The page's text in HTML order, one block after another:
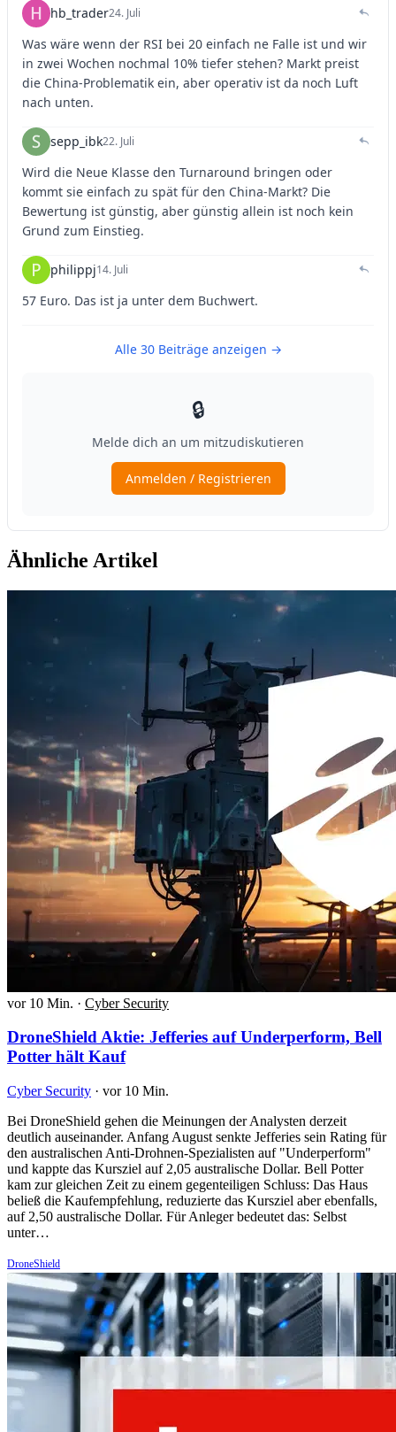
Ähnliche Artikel
vor 10 Min. · Cyber Security
DroneShield Aktie: Jefferies auf Underperform, Bell
Potter hält Kauf
Cyber Security · vor 10 Min.
Bei DroneShield gehen die Meinungen der Analysten derzeit
deutlich auseinander. Anfang August senkte Jefferies sein Rating für
den australischen Anti-Drohnen-Spezialisten auf "Underperform"
und kappte das Kursziel auf 2,05 australische Dollar. Bell Potter
kam zur gleichen Zeit zu einem gegenteiligen Schluss: Das Haus
beließ die Kaufempfehlung, reduzierte das Kursziel aber ebenfalls,
auf 2,50 australische Dollar. Für Anleger bedeutet das: Selbst
unter…
DroneShield